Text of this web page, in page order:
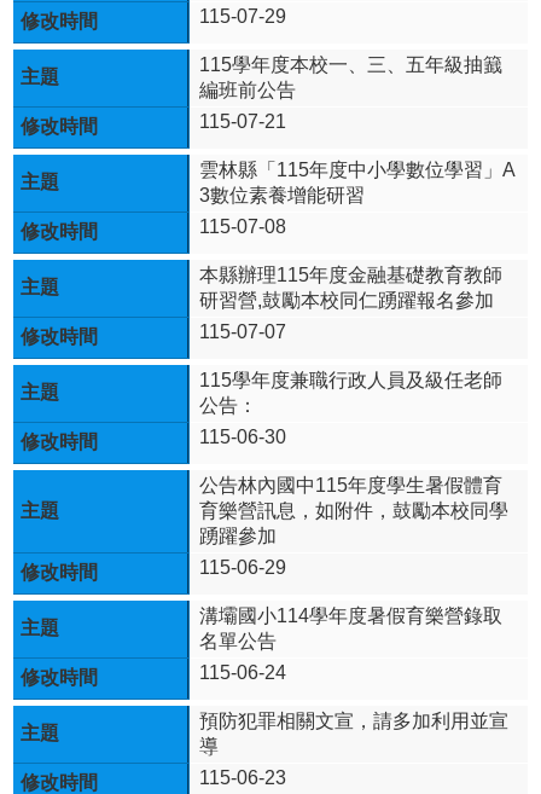
區
校
園
成
果
宣
專
區
資
訊
專
課
程
計
畫
門
關
鍵
字
回
首
頁
登
115-07-29
115學年度本校一、三、五年級抽籖
編班前公告
115-07-21
雲林縣「115年度中小學數位學習」A
3數位素養增能研習
115-07-08
本縣辦理115年度金融基礎教育教師
研習營,鼓勵本校同仁踴躍報名參加
115-07-07
115學年度兼職行政人員及級任老師
公告：
115-06-30
公告林內國中115年度學生暑假體育
育樂營訊息，如附件，鼓勵本校同學
踴躍參加
115-06-29
溝壩國小114學年度暑假育樂營錄取
名單公告
115-06-24
預防犯罪相關文宣，請多加利用並宣
導
115-06-23